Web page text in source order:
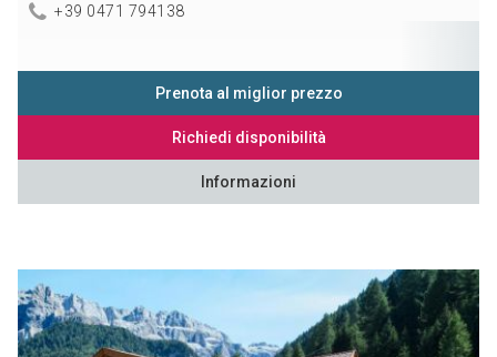
+39 0471 794138
Prenota al miglior prezzo
Richiedi disponibilità
Informazioni